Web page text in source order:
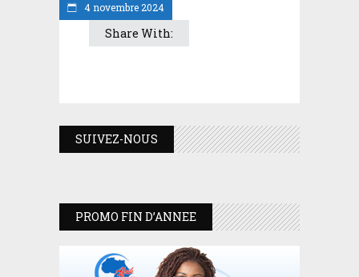
4 novembre 2024
Share With:
SUIVEZ-NOUS
PROMO FIN D’ANNEE